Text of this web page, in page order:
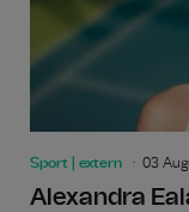
Sport | extern 03
Alexandra